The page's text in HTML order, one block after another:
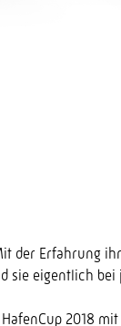
der Erfahrung
sie eigentlich bei
2018